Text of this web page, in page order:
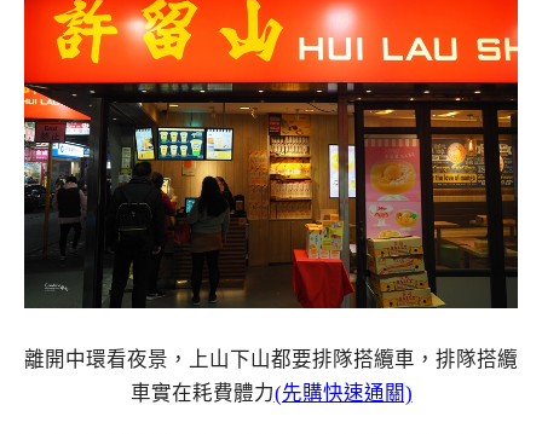
離開中環看夜景，上山下山都要排隊搭纜車，排隊搭纜
車實在耗費體力(先購快速通關)